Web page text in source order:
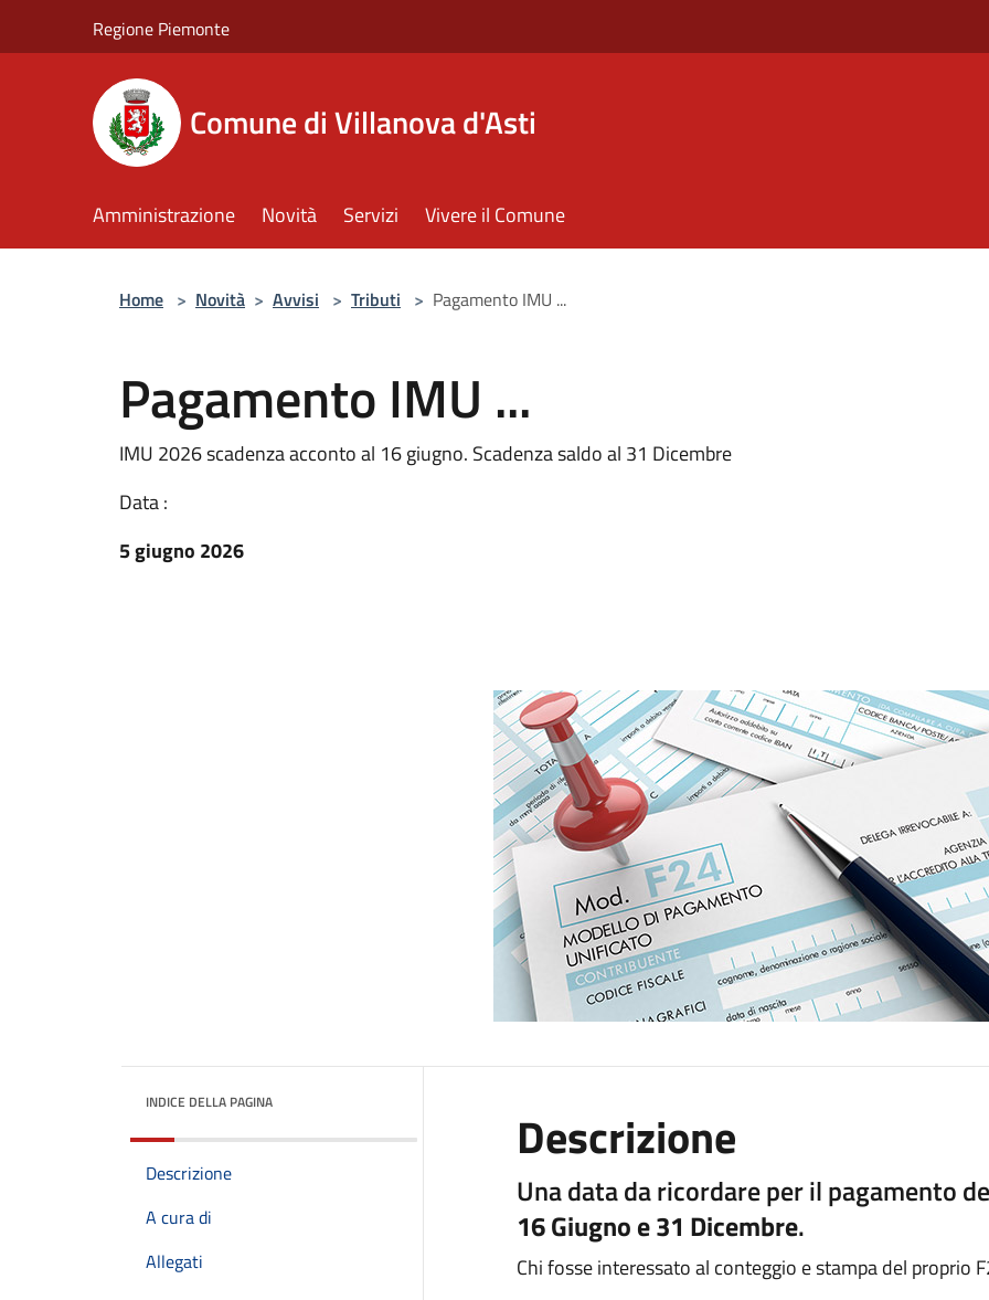
Regione Piemonte
Comune di Villanova d'Asti
Amministrazione Novità Servizi Vivere il Comune
Home > Novità > Avvisi > Tributi > Pagamento IMU ...
Pagamento IMU ...
IMU 2026 scadenza acconto al 16 giugno. Scadenza saldo al 31 Dicembre
Data :
5 giugno 2026
INDICE DELLA PAGINA
Descrizione
A cura di
Allegati
Descrizione
Una data da ricordare per il pagamento
16 Giugno e 31 Dicembre.
Chi fosse interessato al conteggio e stampa del proprio